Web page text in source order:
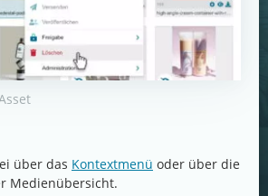
über das Kontextmenü oder über die
Medienübersicht.